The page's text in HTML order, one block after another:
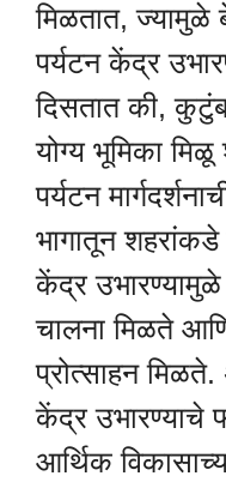
मिळतात, ज्यामुळे
पर्यटन केंद्र
दिसतात की,
योग्य भूमिका
पर्यटन
भागातून शहरांकडे
केंद्र
चालना मिळते
प्रोत्साहन
केंद्र उभारण्याचे
आर्थिक